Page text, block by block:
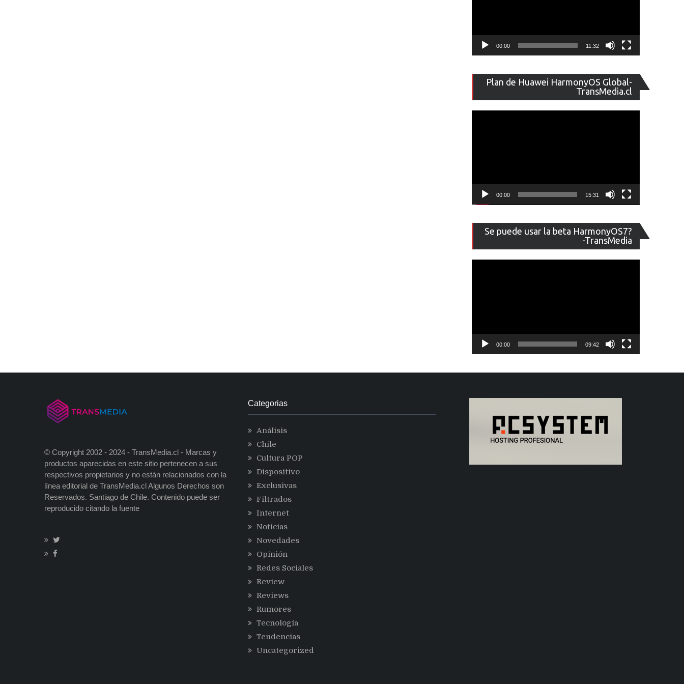
00:00 11:32
Plan de Huawei HarmonyOS Global-
TransMedia.cl
de
vídeo
00:00 15:31
Se puede usar la beta HarmonyOS7?
-TransMedia
de
vídeo
00:00 09:42
© Copyright 2002 - 2024 - TransMedia.cl - Marcas y
productos aparecidas en este sitio pertenecen a sus
respectivos propietarios y no están relacionados con la
línea editorial de TransMedia.cl Algunos Derechos son
Reservados. Santiago de Chile. Contenido puede ser
reproducido citando la fuente
Categorias
Análisis
Chile
Cultura POP
Dispositivo
Exclusivas
Filtrados
Internet
Noticias
Novedades
Opinión
Redes Sociales
Review
Reviews
Rumores
Tecnología
Tendencias
Uncategorized